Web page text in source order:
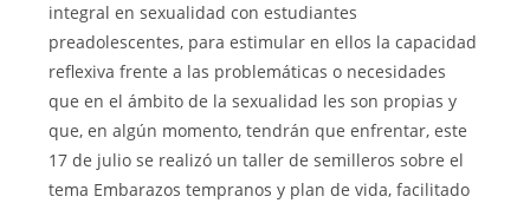
integral en sexualidad con estudiantes
preadolescentes, para estimular en ellos la capacidad
reflexiva frente a las problemáticas o necesidades
que en el ámbito de la sexualidad les son propias y
que, en algún momento, tendrán que enfrentar, este
17 de julio se realizó un taller de semilleros sobre el
tema Embarazos tempranos y plan de vida, facilitado